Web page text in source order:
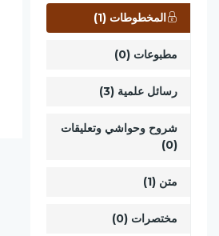
المخطوطات (1)
مطبوعات (0)
رسائل علمية (3)
شروح وحواشي وتعليقات
(0)
متن (1)
مختصرات (0)